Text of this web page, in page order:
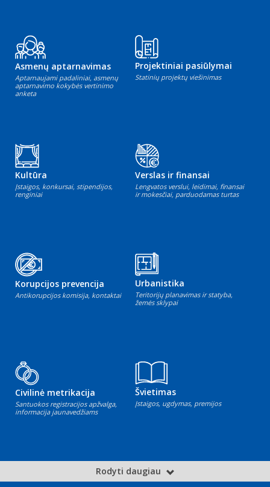
Asmenų aptarnavimas
Aptarnaujami padaliniai, asmenų
aptarnavimo kokybės vertinimo
anketa
Projektiniai pasiūlymai
Statinių projektų viešinimas
Kultūra
Įstaigos, konkursai, stipendijos,
renginiai
Verslas ir finansai
Lengvatos verslui, leidimai, finansai
ir mokesčiai, parduodamas turtas
Korupcijos prevencija
Antikorupcijos komisija, kontaktai
Urbanistika
Teritorijų planavimas ir statyba,
žemės sklypai
Civilinė metrikacija
Santuokos registracijos apžvalga,
informacija jaunavedžiams
Švietimas
Įstaigos, ugdymas, premijos
Rodyti daugiau